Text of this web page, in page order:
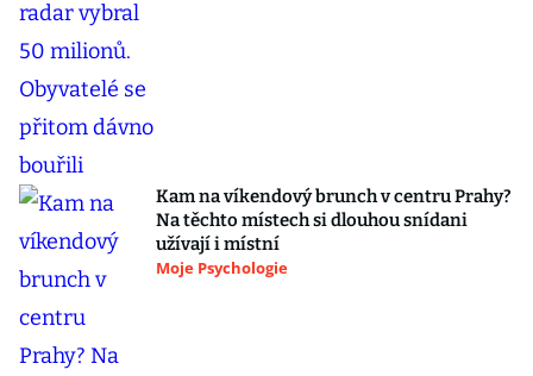
Kam na víkendový brunch v centru Prahy?
Na těchto místech si dlouhou snídani
užívají i místní
Moje Psychologie